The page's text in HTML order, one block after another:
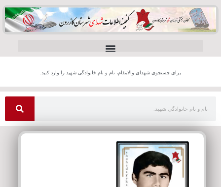
برای جستجوی شهدای والامقام، نام و نام خانوادگی شهید را وارد کنید.